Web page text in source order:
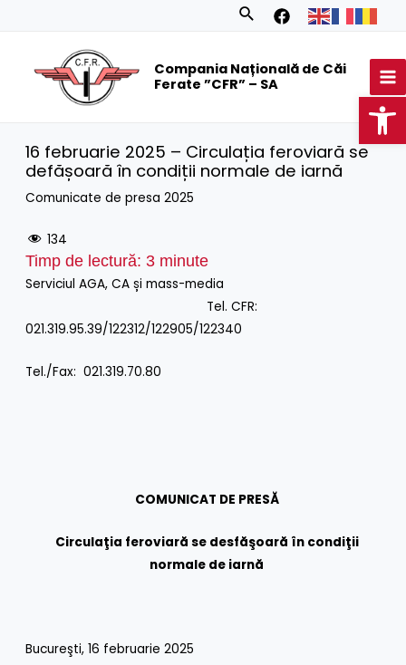
Search
Compania Națională de Căi
Ferate ”CFR” – SA
16 februarie 2025 – Circulația feroviară se
defășoară în condiții normale de iarnă
Comunicate de presa 2025
134
Timp de lectură: 3 minute
Serviciul AGA, CA și mass-media
Tel. CFR:
021.319.95.39/122312/122905/122340
Tel./Fax: 021.319.70.80
COMUNICAT DE PRESĂ
Circulaţia feroviară se desfăşoară în condiţii
normale de iarnă
Bucureşti, 16 februarie 2025